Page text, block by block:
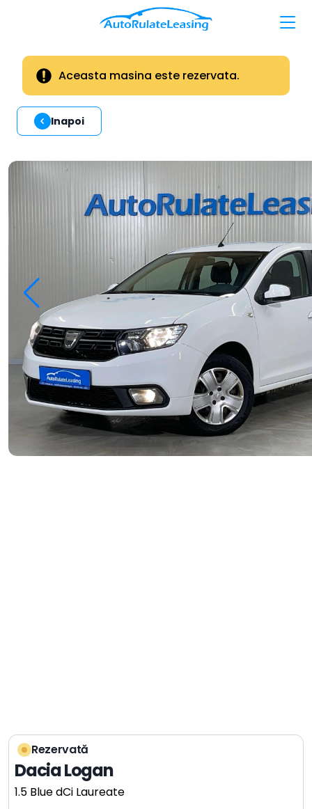
Aceasta masina este rezervata.
Inapoi
Rezervată
Dacia Logan
1.5 Blue dCi Laureate